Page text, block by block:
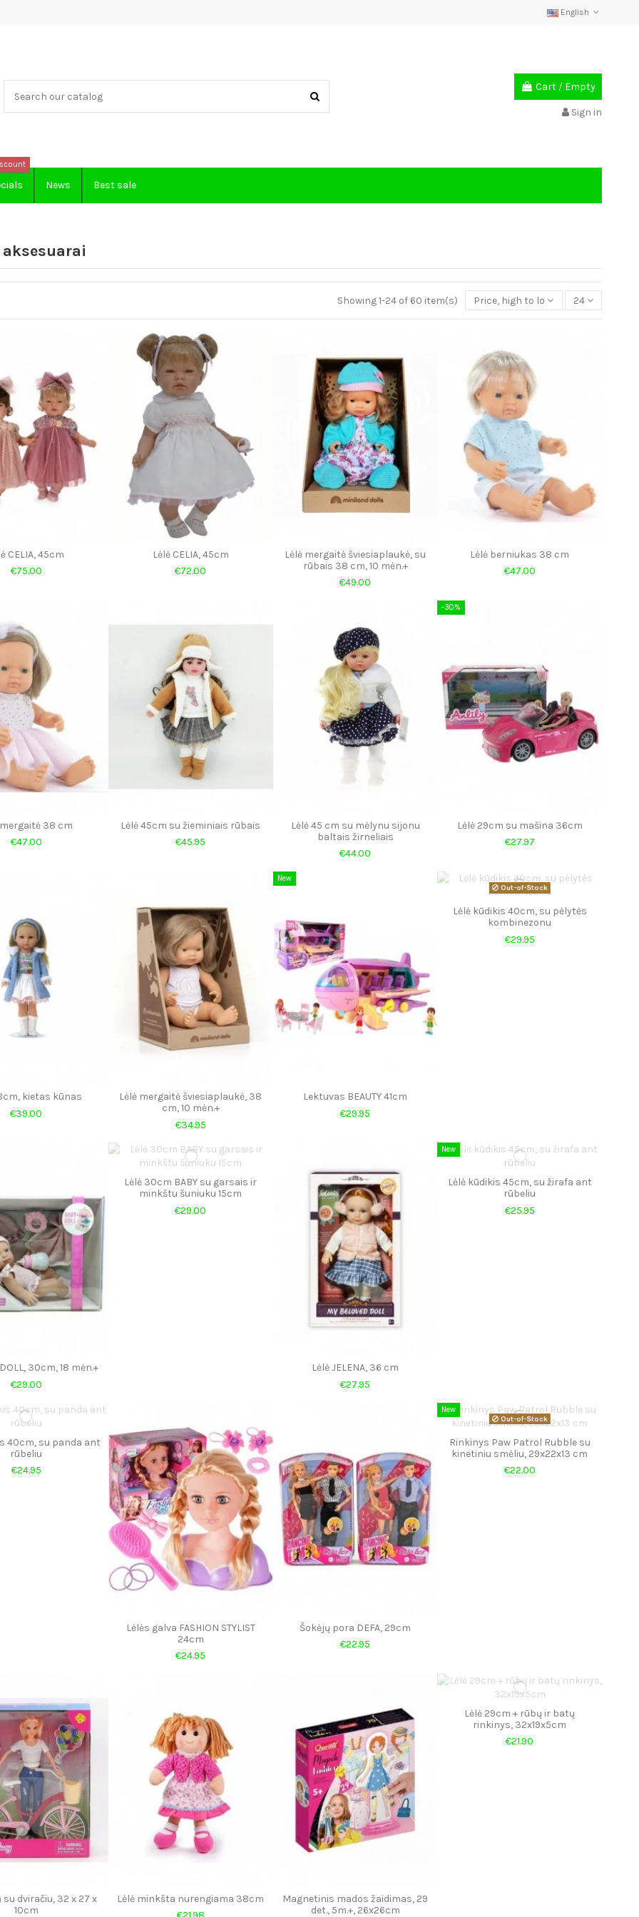
English
Cart / Empty
Sign in
News Best sale
Showing 1-24 of 60 item(s) Price, high to low 24
CELIA, 45cm
€75.00
Lėlė CELIA, 45cm
€72.00
Lėlė mergaitė šviesiaplaukė, su
rūbais 38 cm, 10 mėn.+
€49.00
Lėlė berniukas 38 cm
€47.00
38 cm
€47.00
Lėlė 45cm su žieminiais rūbais
€45.95
Lėlė 45 cm su mėlynu sijonu
baltais žirneliais
€44.00
-30%
Lėlė 29cm su mašina 36cm
€27.97
kietas kūnas
€39.00
Lėlė mergaitė šviesiaplaukė, 38
cm, 10 mėn.+
€34.95
New
Lektuvas BEAUTY 41cm
€29.95
Out-of-Stock
Lėlė kūdikis 40cm, su pėlytės
kombinezonu
€29.95
30cm, 18 mėn.+
€29.00
Lėlė 30cm BABY su garsais ir
minkštu šuniuku 15cm
€29.00
Lėlė JELENA, 36 cm
€27.95
New
Lėlė kūdikis 45cm, su žirafa ant
rūbeliu
€25.95
40cm, su panda ant
rūbeliu
€24.95
Lėlės galva FASHION STYLIST
24cm
€24.95
Šokėjų pora DEFA, 29cm
€22.95
New
Out-of-Stock
Rinkinys Paw Patrol Rubble su
kinetiniu smėliu, 29x22x13 cm
€22.00
su dviračiu, 32 x 27 x
10cm
Lėlė minkšta nurengiama 38cm
Magnetinis mados žaidimas, 29
det., 5m.+, 26x26cm
Lėlė 29cm + rūbų ir batų
rinkinys, 32x19x5cm
€21.90